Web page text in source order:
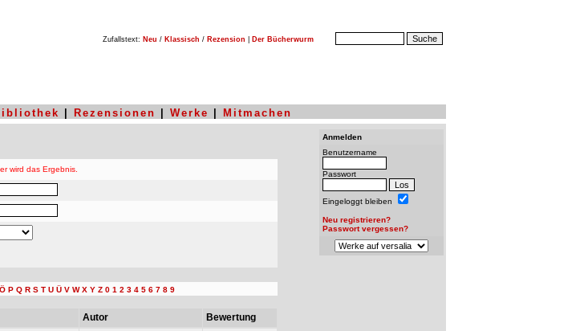
Zufallstext: Neu / Klassisch / Rezension Der Bücherwurm
Rezensionen Werke Mitmachen
wird das Ergebnis.
Ö P Q R S T U Ü V W X Y Z 0 1 2 3 4 5 6 7 8 9
Autor Bewertung
Anmelden
Benutzername
Passwort
Eingeloggt bleiben
Neu registrieren?
Passwort vergessen?